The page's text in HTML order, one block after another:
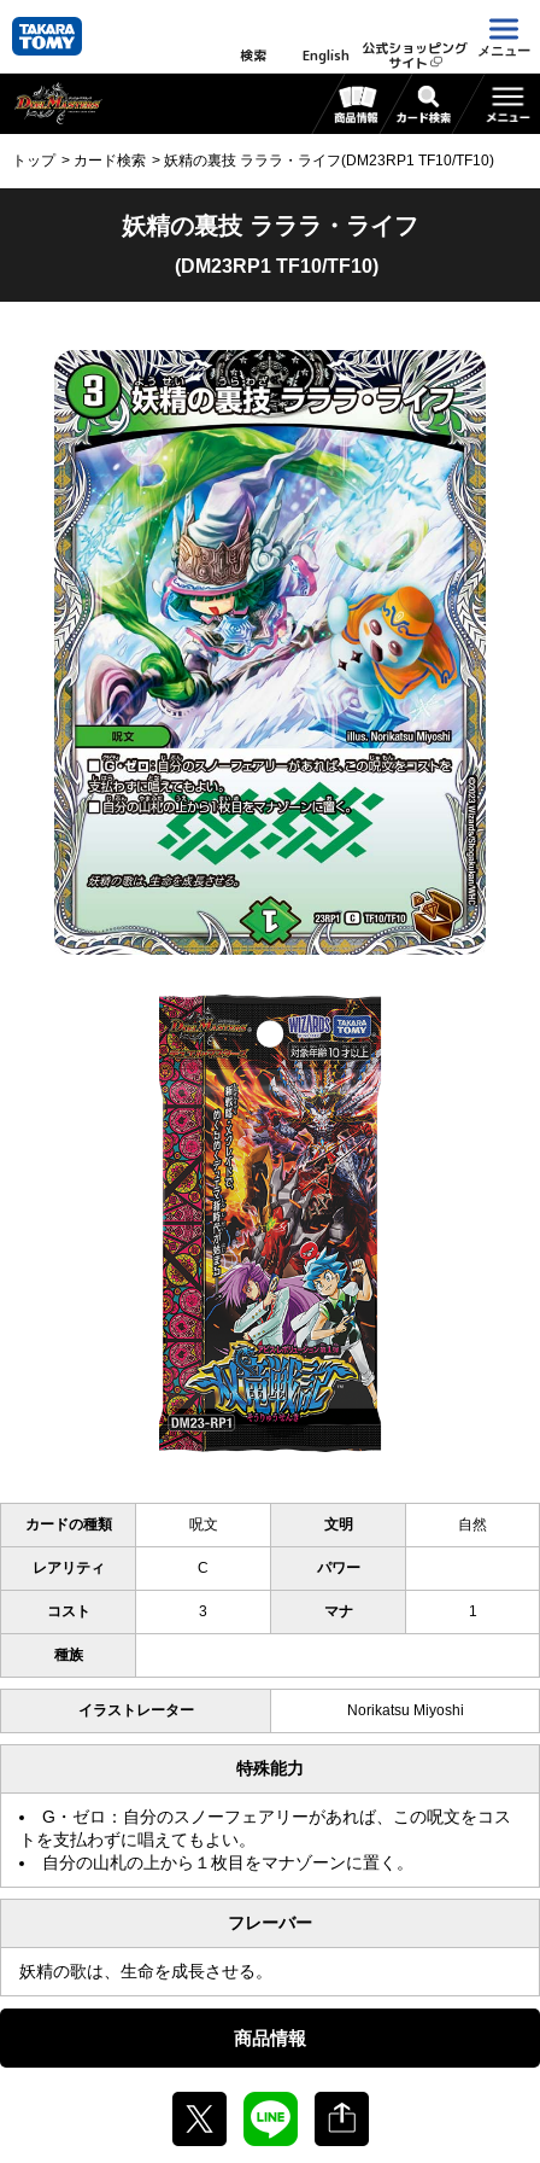
検索 English 公式ショッピング
サイト
メニュー
トップ カード検索 妖精の裏技 ラララ・ライフ(DM23RP1 TF10/TF10)
妖精の裏技 ラララ・ライフ
(DM23RP1 TF10/TF10)
カードの種類 呪文 文明 自然
レアリティ C パワー
コスト 3 マナ 1
種族
イラストレーター Norikatsu Miyoshi
特殊能力
G・ゼロ：自分のスノーフェアリーがあれば、この呪文をコス
トを支払わずに唱えてもよい。
自分の山札の上から１枚目をマナゾーンに置く。
フレーバー
妖精の歌は、生命を成長させる。
商品情報